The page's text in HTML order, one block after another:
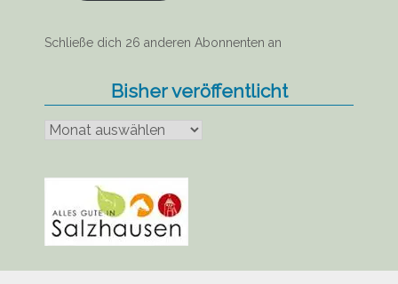
Schließe dich 26 anderen Abonnenten an
Bisher veröffentlicht
veröffentlicht